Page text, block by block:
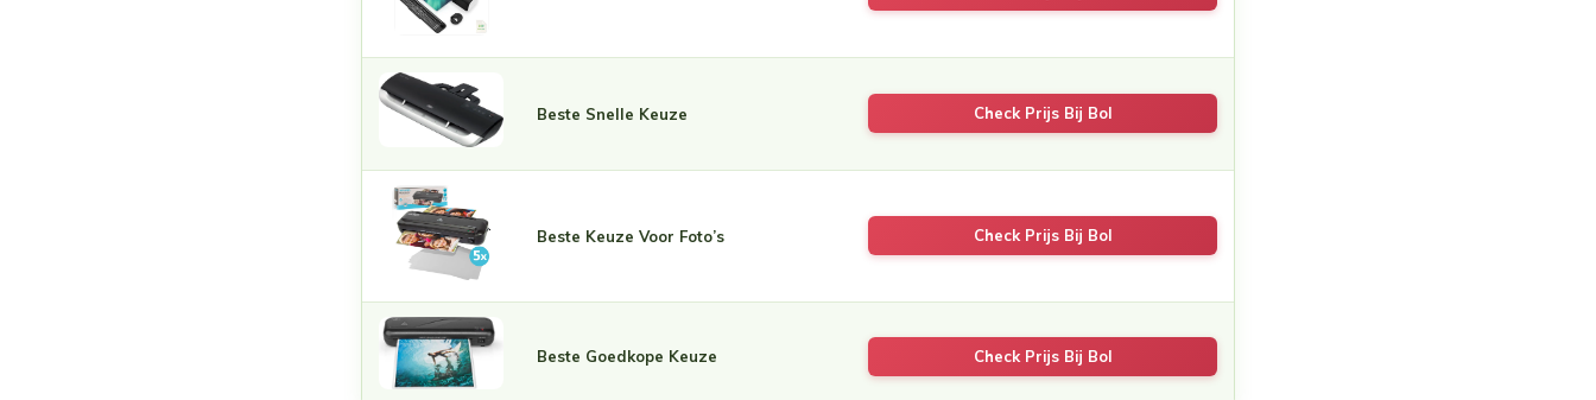
Beste Snelle Keuze Check Prijs Bij Bol
Beste Keuze Voor Foto’s Check Prijs Bij Bol
Beste Goedkope Keuze Check Prijs Bij Bol